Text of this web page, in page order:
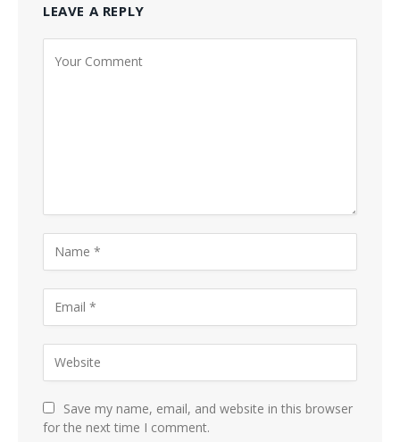
LEAVE A REPLY
Save my name, email, and website in this browser
for the next time I comment.